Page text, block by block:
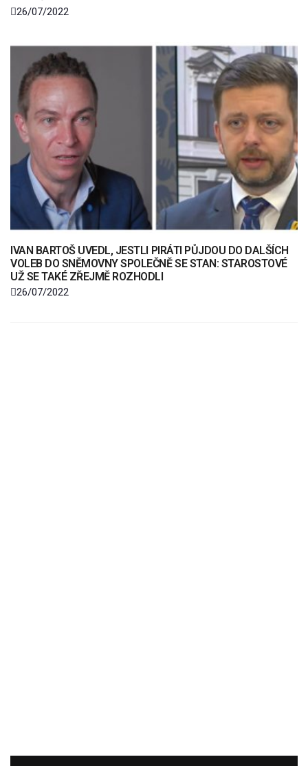
26/07/2022
IVAN BARTOŠ UVEDL, JESTLI PIRÁTI PŮJDOU DO DALŠÍCH
VOLEB DO SNĚMOVNY SPOLEČNĚ SE STAN: STAROSTOVÉ
UŽ SE TAKÉ ZŘEJMĚ ROZHODLI
26/07/2022